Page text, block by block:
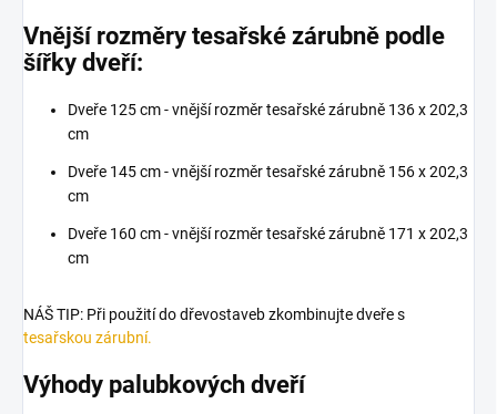
Vnější rozměry tesařské zárubně podle
šířky dveří:
Dveře 125 cm - vnější rozměr tesařské zárubně 136 x 202,3
cm
Dveře 145 cm - vnější rozměr tesařské zárubně 156 x 202,3
cm
Dveře 160 cm - vnější rozměr tesařské zárubně 171 x 202,3
cm
NÁŠ TIP: Při použití do dřevostaveb zkombinujte dveře s
tesařskou zárubní.
Výhody palubkových dveří